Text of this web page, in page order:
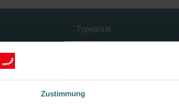
Zustimmung
Typeplaat